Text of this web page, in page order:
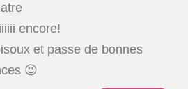
encore!
et passe de bonnes
😉